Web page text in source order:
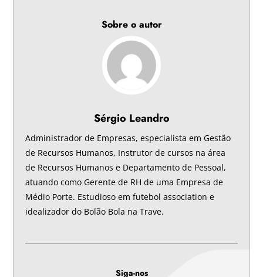
Sobre o autor
Sérgio Leandro
Administrador de Empresas, especialista em Gestão
de Recursos Humanos, Instrutor de cursos na área
de Recursos Humanos e Departamento de Pessoal,
atuando como Gerente de RH de uma Empresa de
Médio Porte. Estudioso em futebol association e
idealizador do Bolão Bola na Trave.
Siga-nos